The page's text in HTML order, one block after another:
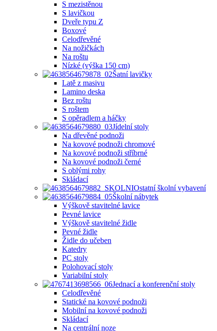
S mezistěnou
S lavičkou
Dveře typu Z
Boxové
Celodřevěné
Na nožičkách
Na roštu
Nízké (výška 150 cm)
Šatní lavičky
Latě z masivu
Lamino deska
Bez roštu
S roštem
S opěradlem a háčky
Jídelní stoly
Na dřevěné podnoži
Na kovové podnoži chromové
Na kovové podnoži stříbrné
Na kovové podnoži černé
S oblými rohy
Skládací
Ostatní školní vybavení
Školní nábytek
Výškově stavitelné lavice
Pevné lavice
Výškově stavitelné židle
Pevné židle
Židle do učeben
Katedry
PC stoly
Polohovací stoly
Variabilní stoly
Jednací a konferenční stoly
Celodřevěné
Statické na kovové podnoži
Mobilní na kovové podnoži
Skládací
Na centrální noze